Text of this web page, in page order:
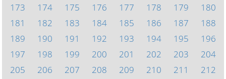
173
174 175 176 177 178 179
180
181
182 183 184 185 186 187
188
189
190 191 192 193 194 195
196
197
198 199 200 201 202 203
204
205
206 207 208 209 210 211
212